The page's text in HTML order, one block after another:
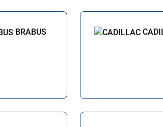
BRABUS